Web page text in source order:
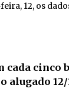
12, os
cada cinco
alugado